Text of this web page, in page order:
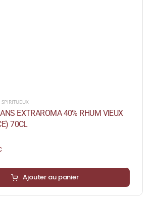
,SPIRITUEUX
EXTRAROMA 40% RHUM VIEUX
70CL
Ajouter au panier